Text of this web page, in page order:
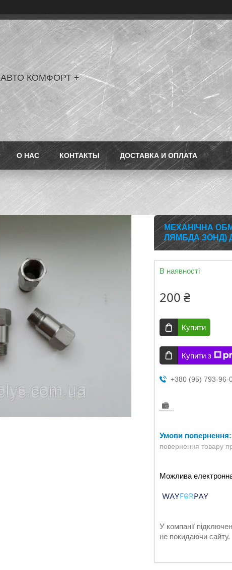
АВТО КОМФОРТ +
О НАС КОНТАКТЫ ДОСТАВКА И ОПЛАТА
МЕХАНІЧНА
ЛЯМБДА ЗОНД)
В наявності
200 ₴
Купити
Купити з
+380 (95) 793-96-
повернення товару
У компанії
не покидаючи сайту.